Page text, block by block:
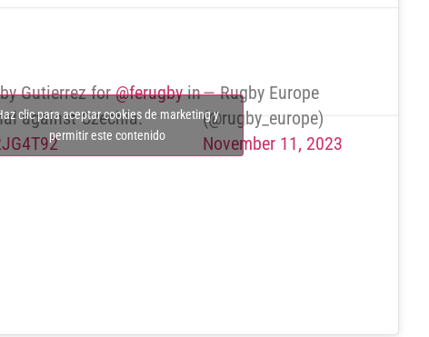
Gutierrez for@ferugbyin
against Czechia.
— Rugby Europe
(@rugby_europe)
November 11, 2023
clic para aceptar cookies de marketing y
permitir este contenido